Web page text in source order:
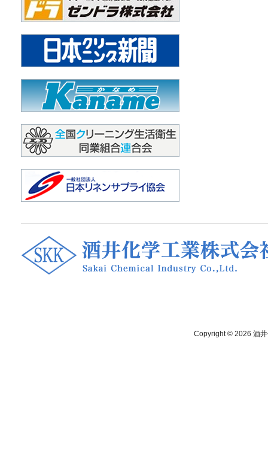
Copyright © 2026 酒